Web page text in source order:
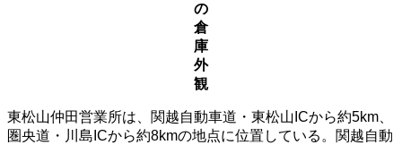
の
倉
庫
外
観
東松山仲田営業所は、関越自動車道・東松山ICから約5km、
圏央道・川島ICから約8kmの地点に位置している。関越自動